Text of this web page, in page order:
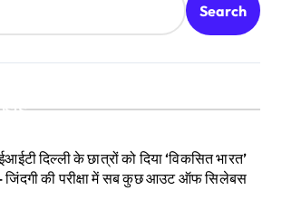
Search
दिल्ली के छात्रों को दिया ‘विकसित भारत’
जिंदगी की परीक्षा में सब कुछ आउट ऑफ सिलेबस